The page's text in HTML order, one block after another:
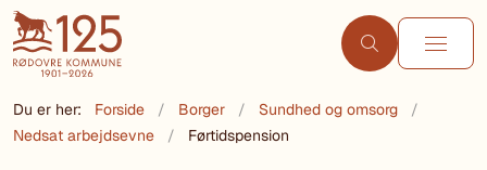
Du er her: Forside Borger
Sundhed og omsorg
Nedsat arbejdsevne
Førtidspension